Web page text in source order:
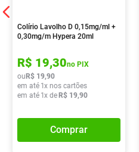
Colírio Lavolho D 0,15mg/ml +
0,30mg/m Hypera 20ml
R$ 19,30no PIX
ou R$ 19,90
em até 1x nos cartões
em até 1x de R$ 19,90
Comprar